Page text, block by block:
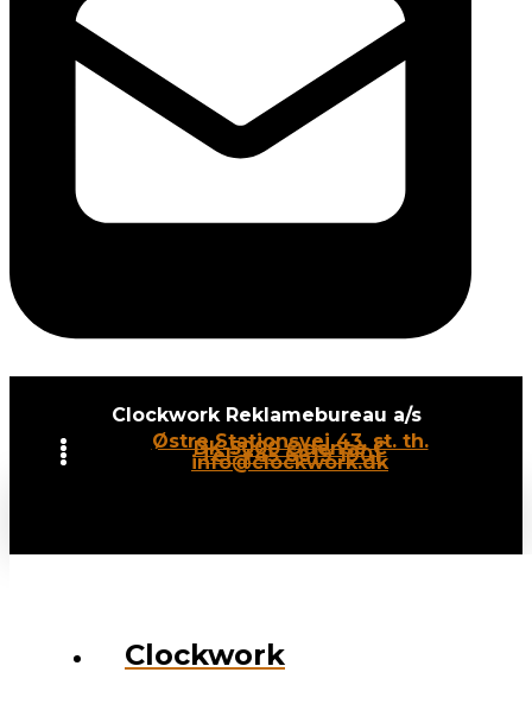
Clockwork Reklamebureau a/s
Østre Stationsvej 43, st. th.
DK-5000 Odense C
Tel: +45 6619 1901
info@clockwork.dk
Clockwork